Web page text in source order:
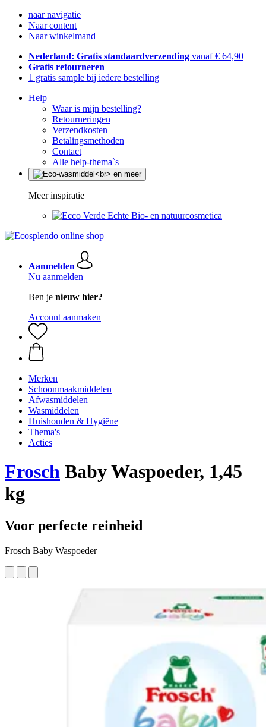
naar navigatie
Naar content
Naar winkelmand
Nederland: Gratis standaardverzending vanaf € 64,90
Gratis retourneren
1 gratis sample bij iedere bestelling
Help
Waar is mijn bestelling?
Retourneringen
Verzendkosten
Betalingsmethoden
Contact
Alle help-thema`s
Meer inspiratie
Echte Bio- en natuurcosmetica
Aanmelden
Nu aanmelden
Ben je nieuw hier?
Account aanmaken
Merken
Schoonmaakmiddelen
Afwasmiddelen
Wasmiddelen
Huishouden & Hygiëne
Thema's
Acties
Frosch Baby Waspoeder, 1,45
kg
Voor perfecte reinheid
Frosch Baby Waspoeder